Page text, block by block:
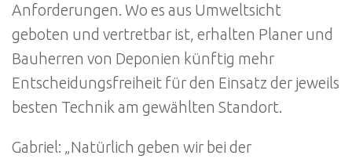
Anforderungen. Wo es aus Umweltsicht
geboten und vertretbar ist, erhalten Planer und
Bauherren von Deponien künftig mehr
Entscheidungsfreiheit für den Einsatz der jeweils
besten Technik am gewählten Standort.
Gabriel: „Natürlich geben wir bei der